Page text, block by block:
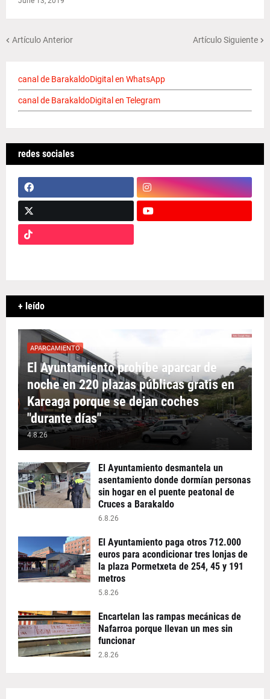
Artículo Anterior Artículo Siguiente
canal de BarakaldoDigital en WhatsApp
canal de BarakaldoDigital en Telegram
redes sociales
+ leído
APARCAMIENTO
El Ayuntamiento prohíbe aparcar de
noche en 220 plazas públicas gratis en
Kareaga porque se dejan coches
"durante días"
4.8.26
El Ayuntamiento desmantela un
asentamiento donde dormían personas
sin hogar en el puente peatonal de
Cruces a Barakaldo
6.8.26
El Ayuntamiento paga otros 712.000
euros para acondicionar tres lonjas de
la plaza Pormetxeta de 254, 45 y 191
metros
5.8.26
Encartelan las rampas mecánicas de
Nafarroa porque llevan un mes sin
funcionar
2.8.26